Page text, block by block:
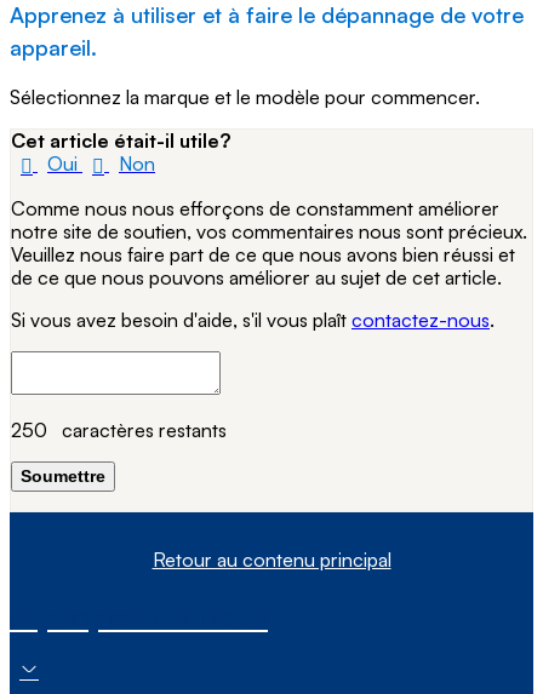
Apprenez à utiliser et à faire le dépannage de votre
appareil.
Sélectionnez la marque et le modèle pour commencer.
Cet article était-il utile?
Oui
Non
Comme nous nous efforçons de constamment améliorer
notre site de soutien, vos commentaires nous sont précieux.
Veuillez nous faire part de ce que nous avons bien réussi et
de ce que nous pouvons améliorer au sujet de cet article.
Si vous avez besoin d'aide, s'il vous plaît contactez-nous.
250 caractères restants
Soumettre
Retour au contenu principal